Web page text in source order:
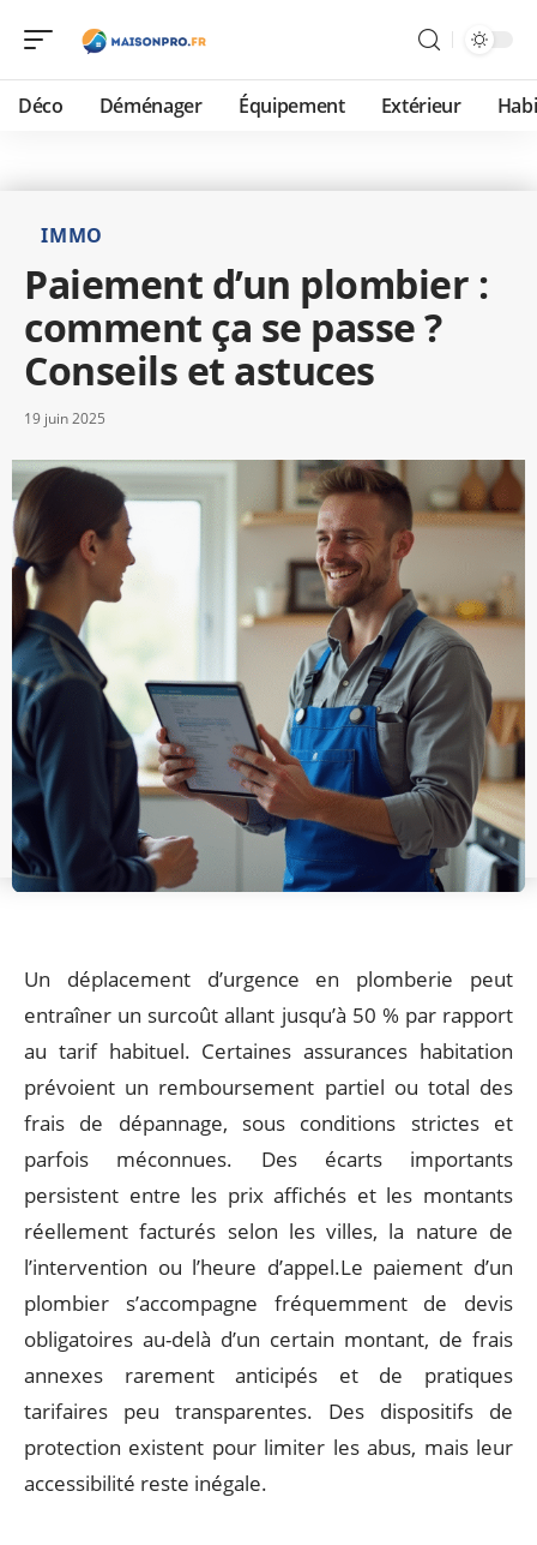
Déco Déménager Équipement Extérieur
IMMO
Paiement d’un plombier :
comment ça se passe ?
Conseils et astuces
19 juin 2025
Un déplacement d’urgence en plomberie peut
entraîner un surcoût allant jusqu’à 50 % par rapport
au tarif habituel. Certaines assurances habitation
prévoient un remboursement partiel ou total des
frais de dépannage, sous conditions strictes et
parfois méconnues. Des écarts importants
persistent entre les prix affichés et les montants
réellement facturés selon les villes, la nature de
l’intervention ou l’heure d’appel.Le paiement d’un
plombier s’accompagne fréquemment de devis
obligatoires au-delà d’un certain montant, de frais
annexes rarement anticipés et de pratiques
tarifaires peu transparentes. Des dispositifs de
protection existent pour limiter les abus, mais leur
accessibilité reste inégale.